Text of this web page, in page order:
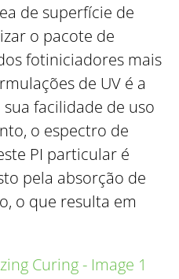
de superfície de
o pacote de
fotiniciadores mais
de UV é a
facilidade de uso
o espectro de
PI particular é
pela absorção de
o que resulta em